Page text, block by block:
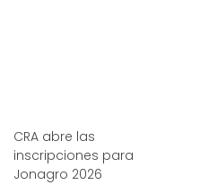
CRA abre las
inscripciones para
Jonagro 2026